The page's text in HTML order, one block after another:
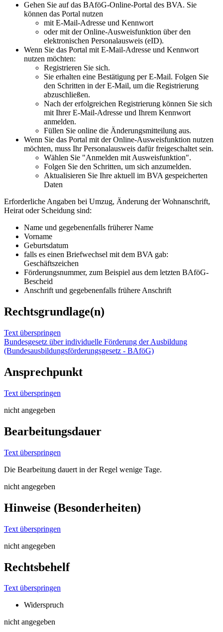
Gehen Sie auf das BAföG-Online-Portal des BVA. Sie
können das Portal nutzen
mit E-Mail-Adresse und Kennwort
oder mit der Online-Ausweisfunktion über den
elektronischen Personalausweis (eID).
Wenn Sie das Portal mit E-Mail-Adresse und Kennwort
nutzen möchten:
Registrieren Sie sich.
Sie erhalten eine Bestätigung per E-Mail. Folgen Sie
den Schritten in der E-Mail, um die Registrierung
abzuschließen.
Nach der erfolgreichen Registrierung können Sie sich
mit Ihrer E-Mail-Adresse und Ihrem Kennwort
anmelden.
Füllen Sie online die Änderungsmitteilung aus.
Wenn Sie das Portal mit der Online-Ausweisfunktion nutzen
möchten, muss Ihr Personalausweis dafür freigeschaltet sein.
Wählen Sie "Anmelden mit Ausweisfunktion".
Folgen Sie den Schritten, um sich anzumelden.
Aktualisieren Sie Ihre aktuell im BVA gespeicherten
Daten
Erforderliche Angaben bei Umzug, Änderung der Wohnanschrift,
Heirat oder Scheidung sind:
Name und gegebenenfalls früherer Name
Vorname
Geburtsdatum
falls es einen Briefwechsel mit dem BVA gab:
Geschäftszeichen
Förderungsnummer, zum Beispiel aus dem letzten BAföG-
Bescheid
Anschrift und gegebenenfalls frühere Anschrift
Rechtsgrundlage(n)
Text überspringen
Bundesgesetz über individuelle Förderung der Ausbildung
(Bundesausbildungsförderungsgesetz - BAföG)
Ansprechpunkt
Text überspringen
nicht angegeben
Bearbeitungsdauer
Text überspringen
Die Bearbeitung dauert in der Regel wenige Tage.
nicht angegeben
Hinweise (Besonderheiten)
Text überspringen
nicht angegeben
Rechtsbehelf
Text überspringen
Widerspruch
nicht angegeben